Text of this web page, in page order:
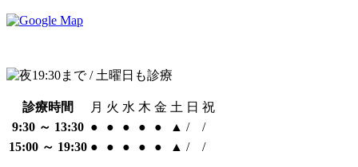
診療時間 月 火 水 木 金 土 日 祝
9:30 ～ 13:30 ● ● ● ● ● ▲ /
/
15:00 ～ 19:30 ● ● ● ● ● ▲ / /